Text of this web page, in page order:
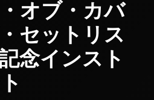
オブ・カバ
セットリス
念インスト